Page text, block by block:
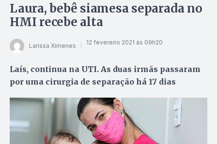
Laura, bebê siamesa separada no
HMI recebe alta
Larissa Ximenes 12 fevereiro 2021 às 09h20
Laís, continua na UTI. As duas irmãs passaram
por uma cirurgia de separação há 17 dias